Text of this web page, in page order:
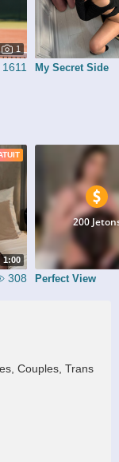
1
1611 My Secret Side
1:00
308
200
Perfect View
Couples, Trans